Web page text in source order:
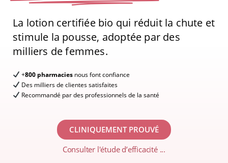
La lotion certifiée bio qui réduit la chute et
stimule la pousse, adoptée par des
milliers de femmes.
+800 pharmaciesnous font confiance
Des milliers de clientes satisfaites
Recommandé par des professionnels de la santé
CLINIQUEMENT PROUVÉ
Consulter l'étude d’efficacité ...